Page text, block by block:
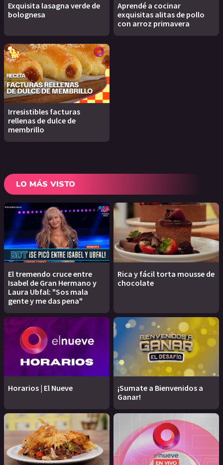
Exquisita lasagna verde de
bolognesa
Aprendé a cocinar
exquisitas alitas de pollo
con arroz primavera
Irresistibles facturas
rellenas de dulce de
membrillo
LO MÁS VISTO
El tremendo cruce entre
Isabel de Gran Hermano y
Laura Ubfal: "Sos mala
gente y me das pena"
Rica y fácil torta mousse de
chocolate
Horarios | El Nueve
¡Sumate a Bienvenidos a
Ganar!